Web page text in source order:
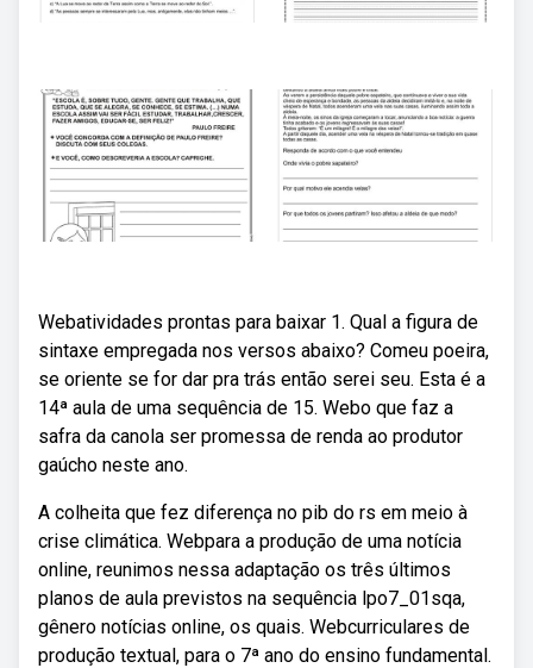
Webatividades prontas para baixar 1. Qual a figura de
sintaxe empregada nos versos abaixo? Comeu poeira,
se oriente se for dar pra trás então serei seu. Esta é a
14ª aula de uma sequência de 15. Webo que faz a
safra da canola ser promessa de renda ao produtor
gaúcho neste ano.
A colheita que fez diferença no pib do rs em meio à
crise climática. Webpara a produção de uma notícia
online, reunimos nessa adaptação os três últimos
planos de aula previstos na sequência lpo7_01sqa,
gênero notícias online, os quais. Webcurriculares de
produção textual, para o 7ª ano do ensino fundamental.